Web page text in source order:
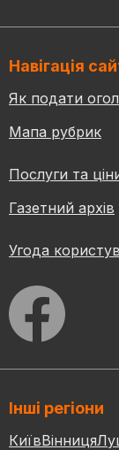
Навігація
Як подати
Мапа рубрик
Послуги та
Газетний архів
Угода
Інші регіони
КиївВінниця